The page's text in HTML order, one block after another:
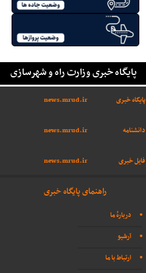
پایگاه خبری وزارت راه و شهرسازی
پایگاه خبری news.mrud.ir
دانشنامه
news.mrud.ir
فایل خبری news.mrud.ir
راهنمای پایگاه خبری
دربارهٔ ما
آرشیو
ارتباط با ما